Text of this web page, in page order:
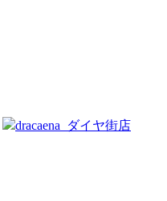
dracaena_ダイヤ街店